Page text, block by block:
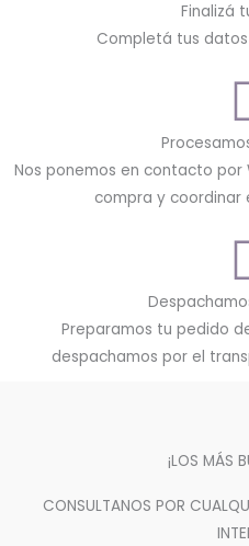
Finalizá
Completá tus
Nos ponemos en contacto
compra y coordinar
Preparamos tu pedido
despachamos por el
¡LOS MÁS
CONSULTANOS POR